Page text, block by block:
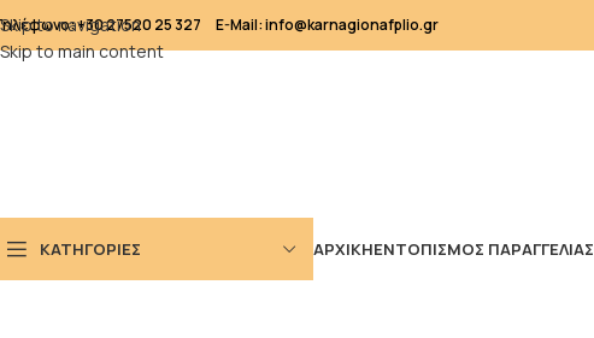
Skip to navigation
Skip to main content
+30 27520 25 327 E-Mail: info@karnagionafplio.gr
ΚΑΤΗΓΟΡΙΕΣ ΑΡΧΙΚΗΕΝΤΟΠΙΣΜΟΣ ΠΑΡΑΓΓΕΛΙΑΣ